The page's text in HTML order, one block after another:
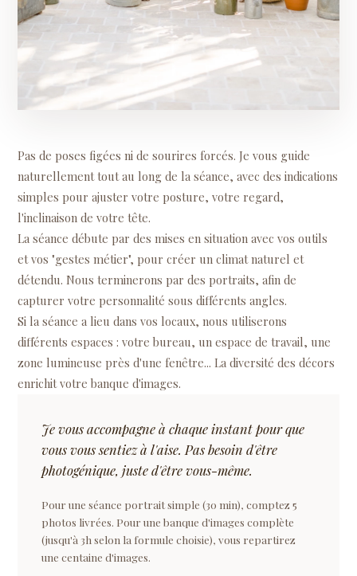
Pas de poses figées ni de sourires forcés. Je vous guide
naturellement tout au long de la séance, avec des indications
simples pour ajuster votre posture, votre regard,
l'inclinaison de votre tête.
La séance débute par des mises en situation avec vos outils
et vos "gestes métier", pour créer un climat naturel et
détendu. Nous terminerons par des portraits, afin de
capturer votre personnalité sous différents angles.
Si la séance a lieu dans vos locaux, nous utiliserons
différents espaces : votre bureau, un espace de travail, une
zone lumineuse près d'une fenêtre... La diversité des décors
enrichit votre banque d'images.
Je vous accompagne à chaque instant pour que
vous vous sentiez à l'aise. Pas besoin d'être
photogénique, juste d'être vous-même.
Pour une séance portrait simple (30 min), comptez 5
photos livrées. Pour une banque d'images complète
(jusqu'à 3h selon la formule choisie), vous repartirez
une centaine d'images.